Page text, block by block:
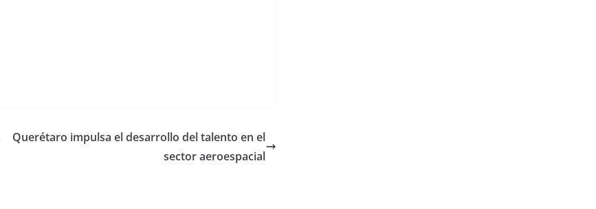
Querétaro impulsa el desarrollo del talento en el
sector aeroespacial